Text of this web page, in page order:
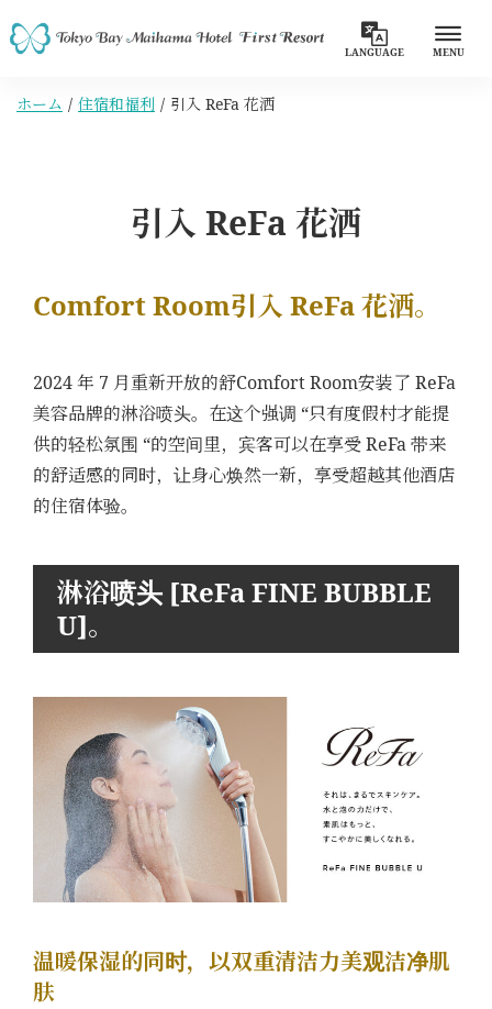
LANGUAGE MENU
ホーム 住宿和福利 引入 ReFa 花洒
引入 ReFa 花洒
Comfort Room引入 ReFa 花洒。
2024 年 7 月重新开放的舒Comfort Room安装了 ReFa
美容品牌的淋浴喷头。在这个强调 “只有度假村才能提
供的轻松氛围 “的空间里，宾客可以在享受 ReFa 带来
的舒适感的同时，让身心焕然一新，享受超越其他酒店
的住宿体验。
淋浴喷头 [ReFa FINE BUBBLE
U]。
温暖保湿的同时，以双重清洁力美观洁净肌
肤